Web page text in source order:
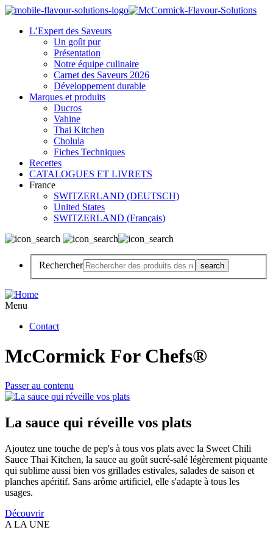
L’Expert des Saveurs
Un goût pur
Présentation
Notre équipe culinaire
Carnet des Saveurs 2026
Développement durable
Marques et produits
Ducros
Vahine
Thai Kitchen
Cholula
Fiches Techniques
Recettes
CATALOGUES ET LIVRETS
France
SWITZERLAND (DEUTSCH)
United States
SWITZERLAND (Français)
Rechercher
Menu
Contact
McCormick For Chefs®
Passer au contenu
La sauce qui réveille vos plats
Ajoutez une touche de pep's à tous vos plats avec la Sweet Chili
Sauce Thai Kitchen, la sauce au goût sucré-salé légèrement piquante
qui sublime aussi bien vos grillades estivales, salades de saison et
planches apéritif. Sans arôme artificiel, elle s'adapte à tous les
usages.
Découvrir
A LA UNE